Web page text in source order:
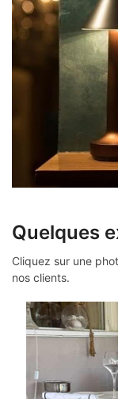
Quelques
Cliquez sur une
nos clients.